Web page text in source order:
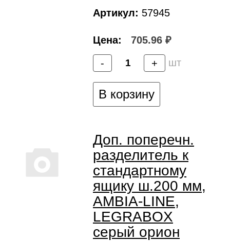
Артикул: 57945
Цена: 705.96 ₽
- + шт
В корзину
Доп. поперечн.
разделитель к
стандартному
ящику ш.200 мм,
AMBIA-LINE,
LEGRABOX
серый орион